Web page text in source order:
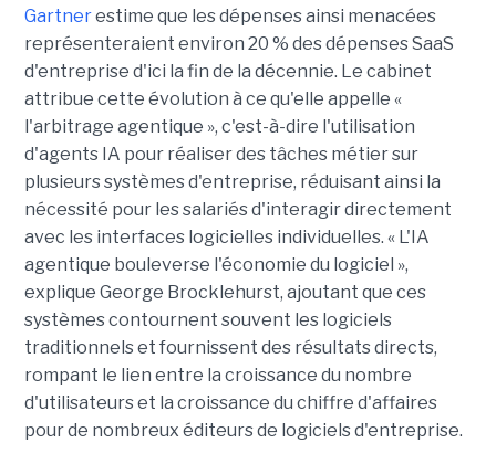
Gartnerestime que les dépenses ainsi menacées
représenteraient environ 20 % des dépenses SaaS
d'entreprise d'ici la fin de la décennie. Le cabinet
attribue cette évolution à ce qu'elle appelle «
l'arbitrage agentique », c'est-à-dire l'utilisation
d'agents IA pour réaliser des tâches métier sur
plusieurs systèmes d'entreprise, réduisant ainsi la
nécessité pour les salariés d'interagir directement
avec les interfaces logicielles individuelles. « L'IA
agentique bouleverse l'économie du logiciel »,
explique George Brocklehurst, ajoutant que ces
systèmes contournent souvent les logiciels
traditionnels et fournissent des résultats directs,
rompant le lien entre la croissance du nombre
d'utilisateurs et la croissance du chiffre d'affaires
pour de nombreux éditeurs de logiciels d'entreprise.